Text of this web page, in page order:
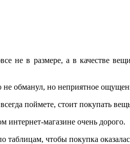
не в размере, а в качестве
обманул, но неприятное
поймете, стоит покупать
интернет-магазине очень дорого.
таблицам, чтобы покупка